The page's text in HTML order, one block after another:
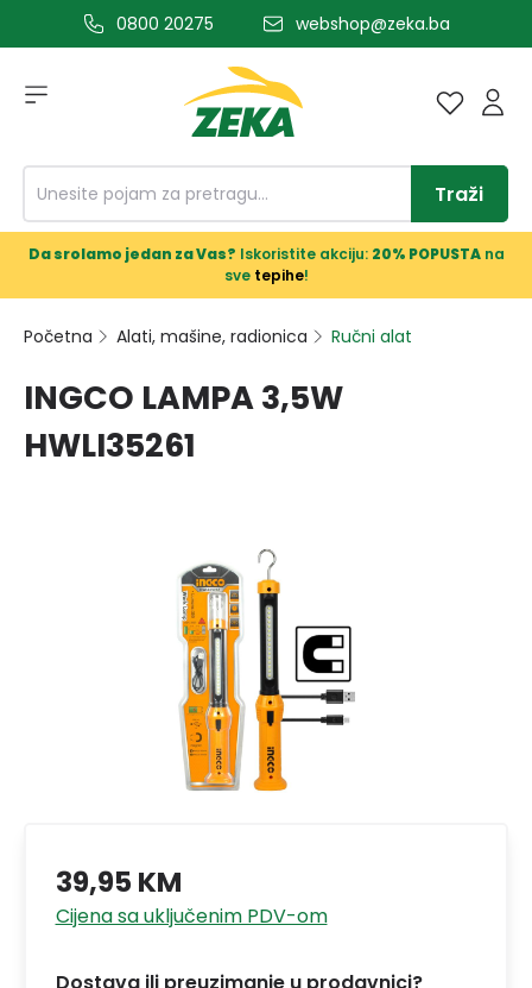
glavni sadržaj0800 20275 webshop@zeka.ba
Traži
Da srolamo jedan za Vas? Iskoristite akciju: 20% POPUSTAna
sve tepihe!
Početna Alati, mašine, radionica Ručni alat
INGCO LAMPA 3,5W
HWLI35261
39,95 KM
Cijena sa uključenim PDV-om
Dostava ili preuzimanje u prodavnici?